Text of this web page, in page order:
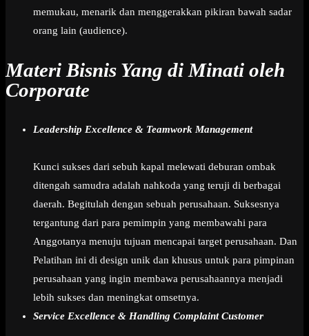
memukau, menarik dan menggerakkan pikiran bawah sadar
orang lain (audience).
Materi Bisnis Yang di Minati oleh
Corporate
Leadership Excellence & Teamwork Management
Kunci sukses dari sebuh kapal melewati deburan ombak
ditengah samudra adalah nahkoda yang teruji di berbagai
daerah. Begitulah dengan sebuah perusahaan. Suksesnya
tergantung dari para pemimpin yang membawahi para
Anggotanya menuju tujuan mencapai target perusahaan. Dan
Pelatihan ini di design unik dan khusus untuk para pimpinan
perusahaan yang ingin membawa perusahaannya menjadi
lebih sukses dan meningkat omsetnya.
Service Excellence & Handling Complaint Customer